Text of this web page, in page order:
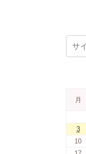
月
3
10